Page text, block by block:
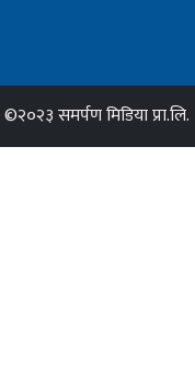
©२०२३ समर्पण मिडिया प्रा.लि.